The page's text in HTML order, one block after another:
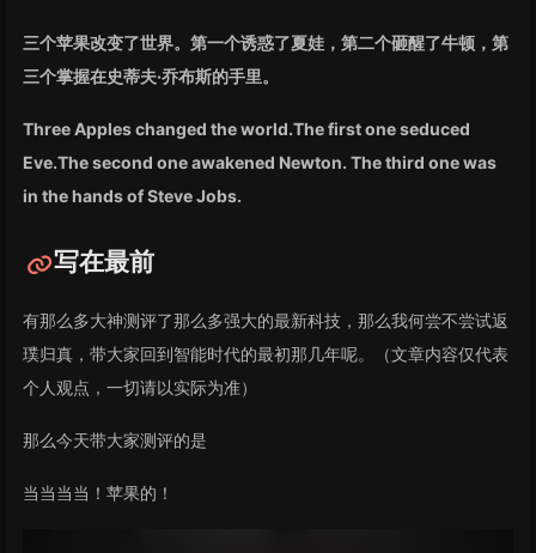
三个苹果改变了世界。第一个诱惑了夏娃，第二个砸醒了牛顿，第
三个掌握在史蒂夫·乔布斯的手里。
Three Apples changed the world.The first one seduced
Eve.The second one awakened Newton. The third one was
in the hands of Steve Jobs.
写在最前
有那么多大神测评了那么多强大的最新科技，那么我何尝不尝试返
璞归真，带大家回到智能时代的最初那几年呢。（文章内容仅代表
个人观点，一切请以实际为准）
那么今天带大家测评的是
当当当当！苹果的！